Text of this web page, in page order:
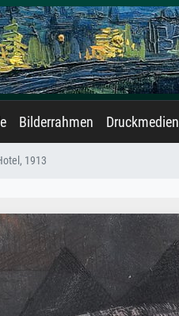
Bilderrahmen Druckmedien
1913